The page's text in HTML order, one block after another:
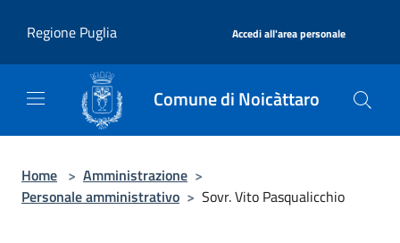
Regione Puglia
Accedi all'area personale
Comune di Noicàttaro
Home > Amministrazione >
Personale amministrativo > Sovr. Vito Pasqualicchio